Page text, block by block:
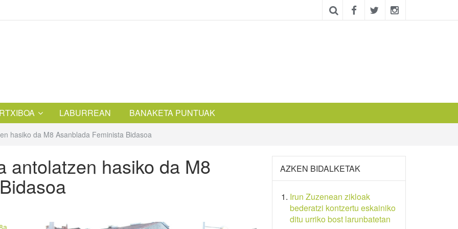
LABURREAN BANAKETA PUNTUAK
hasiko da M8 Asanblada Feminista Bidasoa
antolatzen hasiko da M8 AZKEN BIDALKETAK
Irun Zuzenean zikloak
bederatzi kontzertu eskainiko
ditu urriko bost larunbatetan